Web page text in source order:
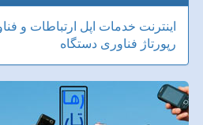
اینترنت خدمات اپل ارتباطات و
رپورتاژ فناوری دستگاه